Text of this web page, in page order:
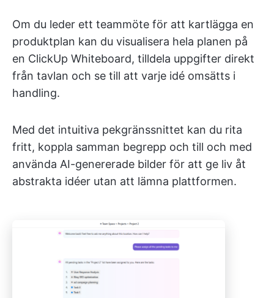
Om du leder ett teammöte för att kartlägga en
produktplan kan du visualisera hela planen på
en ClickUp Whiteboard, tilldela uppgifter direkt
från tavlan och se till att varje idé omsätts i
handling.
Med det intuitiva pekgränssnittet kan du rita
fritt, koppla samman begrepp och till och med
använda AI-genererade bilder för att ge liv åt
abstrakta idéer utan att lämna plattformen.